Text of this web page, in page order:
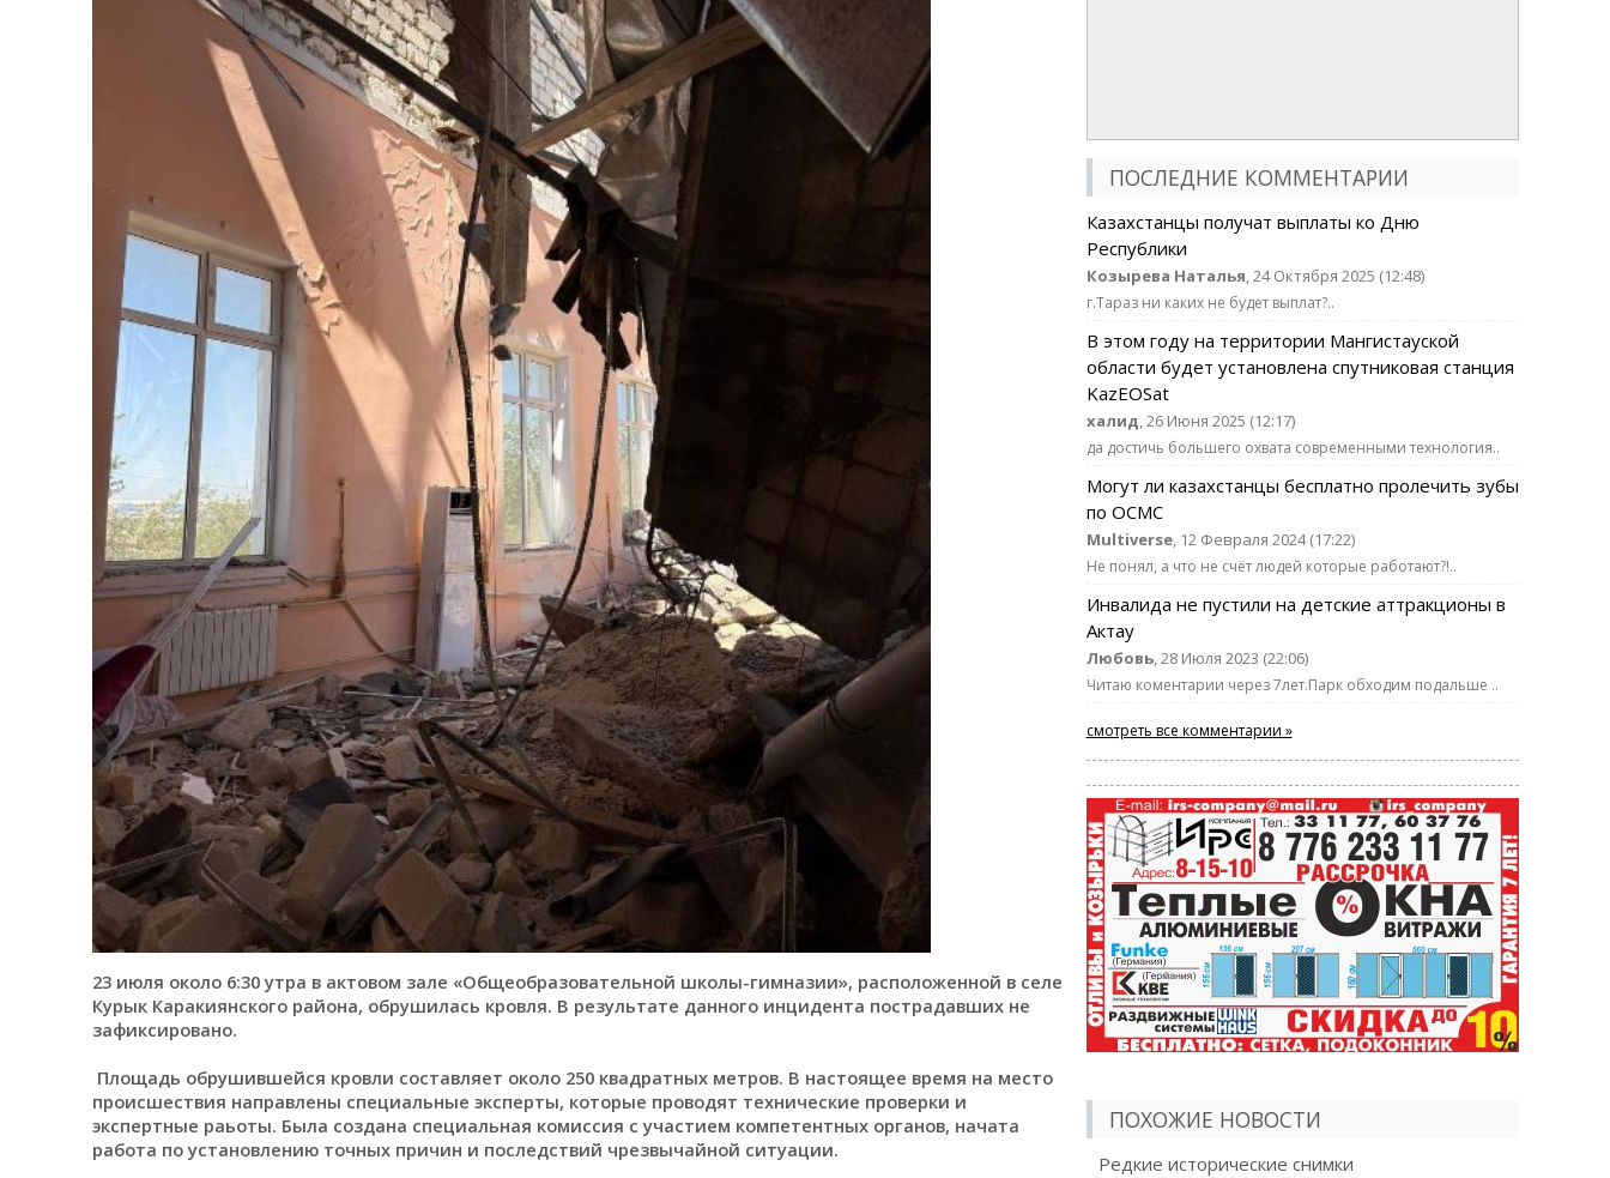
23 июля около 6:30 утра в актовом зале «Общеобразовательной школы-гимназии», расположенной в селе
Курык Каракиянского района, обрушилась кровля. В результате данного инцидента пострадавших не
зафиксировано.
Площадь обрушившейся кровли составляет около 250 квадратных метров. В настоящее время на место
происшествия направлены специальные эксперты, которые проводят технические проверки и
экспертные раьоты. Была создана специальная комиссия с участием компетентных органов, начата
работа по установлению точных причин и последствий чрезвычайной ситуации.
ПОСЛЕДНИЕ КОММЕНТАРИИ
Казахстанцы получат выплаты ко Дню
Республики
Козырева Наталья, 24 Октября 2025 (12:48)
г.Тараз ни каких не будет выплат?..
В этом году на территории Мангистауской
области будет установлена спутниковая станция
KazEOSat
халид, 26 Июня 2025 (12:17)
да достичь большего охвата современными технология..
Могут ли казахстанцы бесплатно пролечить зубы
по ОСМС
Multiverse, 12 Февраля 2024 (17:22)
Не понял, а что не счёт людей которые работают?!..
Инвалида не пустили на детские аттракционы в
Актау
Любовь, 28 Июля 2023 (22:06)
Читаю коментарии через 7лет.Парк обходим подальше ..
смотреть все комментарии »
ПОХОЖИЕ НОВОСТИ
Редкие исторические снимки